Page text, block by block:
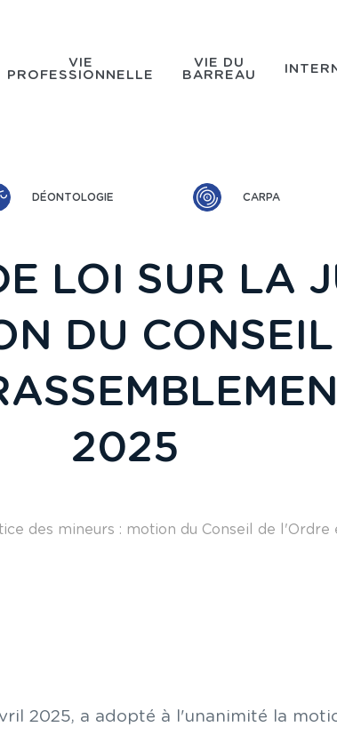
VIE
PROFESSIONNELLE
VIE DU
BARREAU
DÉONTOLOGIE CARPA
LOI SUR LA
DU
2025
des mineurs : motion du Conseil de
2025, a adopté à l'unanimité la